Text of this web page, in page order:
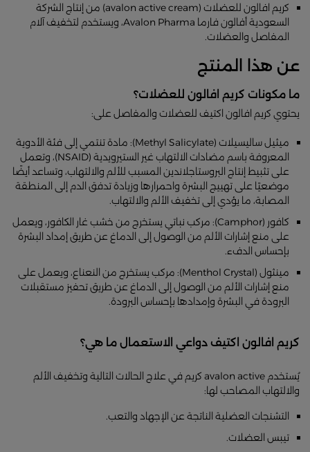
كريم افالون للعضلات (avalon active cream) من إنتاج الشركة
السعودية أفالون فارما Avalon Pharma، ويستخدم لتخفيف آلام
المفاصل والعضلات.
عن هذا المنتج
ما مكونات كريم افالون للعضلات؟
يحتوي كريم افالون اكتيف للعضلات والمفاصل على:
ميثيل ساليسيلات (Methyl Salicylate): مادة تنتمي إلى فئة الأدوية
المعروفة باسم مضادات الالتهاب غير الستيرويدية (NSAID)، وتعمل
على تثبيط إنتاج البروستاجلاندين المسبب للألم والالتهاب، وتساعد أيضًا
موضعيًا على تهييج البشرة واحمرارها وزيادة تدفق الدم إلى المنطقة
المصابة، ما يؤدي إلى تخفيف الألم والالتهاب.
كافور (Camphor): مركب نباتي يستخرج من خشب غار الكافور، ويعمل
على منع إشارات الألم من الوصول إلى الدماغ عن طريق إمداد البشرة
بإحساس الدفء.
مينثول (Menthol Crystal): مركب يستخرج من النعناع، ويعمل على
منع إشارات الألم من الوصول إلى الدماغ عن طريق تحفيز مستقبلات
البرودة في البشرة وإمدادها بإحساس البرودة.
كريم افالون اكتيف دواعي الاستعمال ما هي؟
يُستخدم avalon active كريم في علاج الحالات التالية وتخفيف الألم
والالتهاب المصاحب لها:
التشنجات العضلية الناتجة عن الإجهاد والتعب.
تيبس العضلات.